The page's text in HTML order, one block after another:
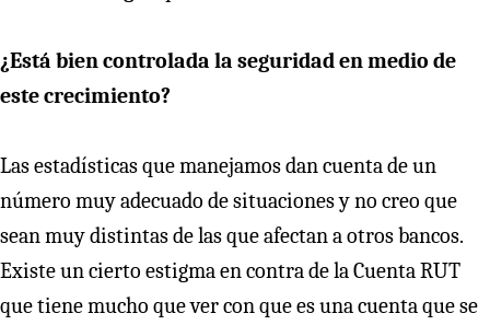
¿Está bien controlada la seguridad en medio de
este crecimiento?
Las estadísticas que manejamos dan cuenta de un
número muy adecuado de situaciones y no creo que
sean muy distintas de las que afectan a otros bancos.
Existe un cierto estigma en contra de la Cuenta RUT
que tiene mucho que ver con que es una cuenta que se